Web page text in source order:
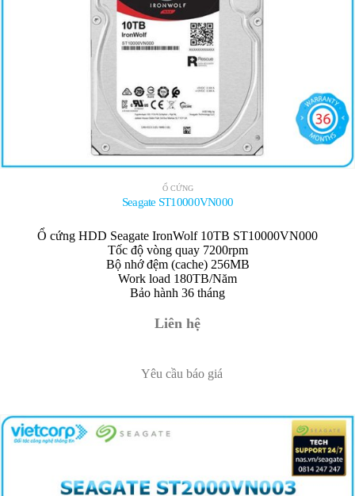
Ổ CỨNG
Seagate ST10000VN000
Ổ cứng HDD Seagate IronWolf 10TB ST10000VN000
Tốc độ vòng quay 7200rpm
Bộ nhớ đệm (cache) 256MB
Work load 180TB/Năm
Bảo hành 36 tháng
Liên hệ
Yêu cầu báo giá